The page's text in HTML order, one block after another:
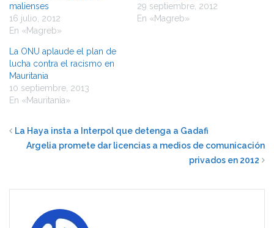
malienses
16 julio, 2012
En «Magreb»
29 septiembre, 2012
En «Magreb»
La ONU aplaude el plan de
lucha contra el racismo en
Mauritania
10 septiembre, 2013
En «Mauritania»
La Haya insta a Interpol que detenga a Gadafi
Argelia promete dar licencias a medios de comunicación
privados en 2012